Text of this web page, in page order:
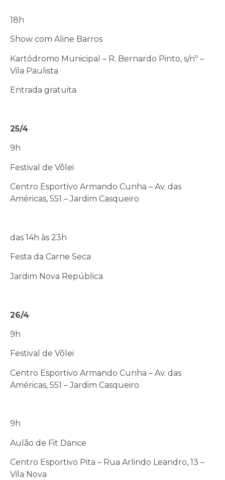
18h
Show com Aline Barros
Kartódromo Municipal – R. Bernardo Pinto, s/nº –
Vila Paulista
Entrada gratuita
25/4
9h
Festival de Vôlei
Centro Esportivo Armando Cunha – Av. das
Américas, 551 – Jardim Casqueiro
das 14h às 23h
Festa da Carne Seca
Jardim Nova República
26/4
9h
Festival de Vôlei
Centro Esportivo Armando Cunha – Av. das
Américas, 551 – Jardim Casqueiro
9h
Aulão de Fit Dance
Centro Esportivo Pita – Rua Arlindo Leandro, 13 –
Vila Nova